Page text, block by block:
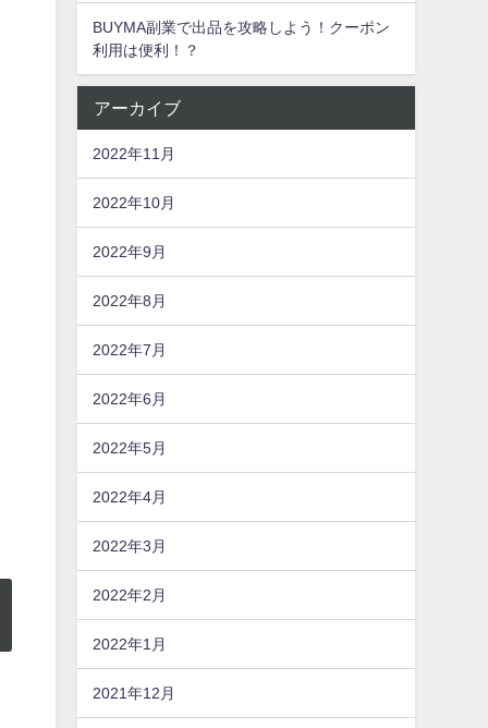
BUYMA副業で出品を攻略しよう！クーポン
利用は便利！？
アーカイブ
2022年11月
2022年10月
2022年9月
2022年8月
2022年7月
2022年6月
2022年5月
2022年4月
2022年3月
2022年2月
2022年1月
2021年12月